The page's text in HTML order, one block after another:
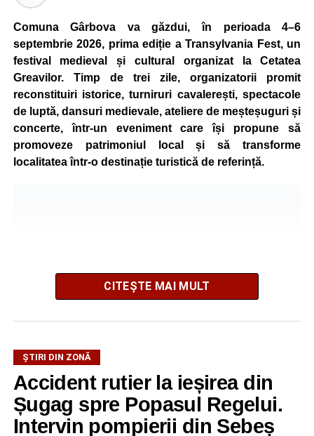
Comuna Gârbova va găzdui, în perioada 4–6
septembrie 2026, prima ediție a Transylvania Fest, un
festival medieval și cultural organizat la Cetatea
Greavilor. Timp de trei zile, organizatorii promit
reconstituiri istorice, turniruri cavalerești, spectacole
de luptă, dansuri medievale, ateliere de meșteșuguri și
concerte, într-un eveniment care își propune să
promoveze patrimoniul local și să transforme
localitatea într-o destinație turistică de referință.
Festivalul este organizat de
Liberi, în parteneriat cuPrimăria Comunei Gârbova
Ordinul Cetății Mühlbach, iar accesul publicului va fi
gratuit pe întreaga durată a manifestării.
CITEȘTE MAI MULT
ȘTIRI DIN ZONĂ
Accident rutier la ieșirea din
Șugag spre Popasul Regelui.
Intervin pompierii din Sebeș